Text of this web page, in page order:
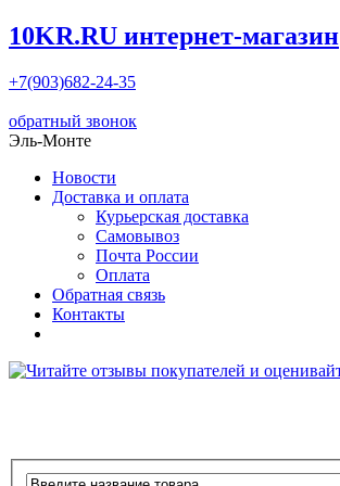
10KR.RU интернет-магазин
+7(903)682-24-35
обратный звонок
Эль-Монте
Новости
Доставка и оплата
Курьерская доставка
Самовывоз
Почта России
Оплата
Обратная связь
Контакты